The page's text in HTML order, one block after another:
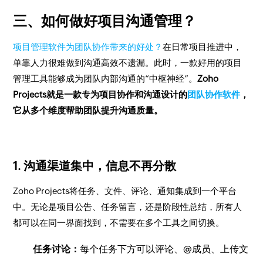
三、如何做好项目沟通管理？
项目管理软件为团队协作带来的好处？在日常项目推进中，
单靠人力很难做到沟通高效不遗漏。此时，一款好用的项目
管理工具能够成为团队内部沟通的“中枢神经”。Zoho
Projects就是一款专为项目协作和沟通设计的团队协作软件，
它从多个维度帮助团队提升沟通质量。
1. 沟通渠道集中，信息不再分散
Zoho Projects将任务、文件、评论、通知集成到一个平台
中。无论是项目公告、任务留言，还是阶段性总结，所有人
都可以在同一界面找到，不需要在多个工具之间切换。
任务讨论：每个任务下方可以评论、@成员、上传文